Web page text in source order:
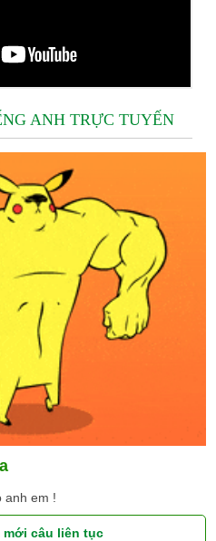
ANH TRỰC TUYẾN
anh em !
mới câu liên tục